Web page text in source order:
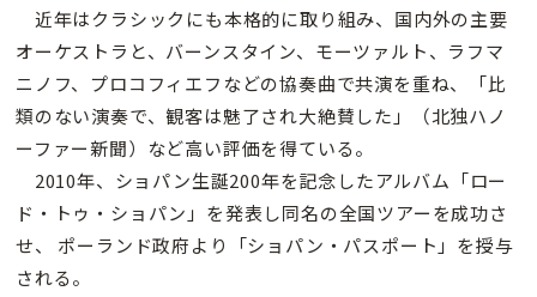
近年はクラシックにも本格的に取り組み、国内外の主要
オーケストラと、バーンスタイン、モーツァルト、ラフマ
ニノフ、プロコフィエフなどの協奏曲で共演を重ね、「比
類のない演奏で、観客は魅了され大絶賛した」（北独ハノ
ーファー新聞）など高い評価を得ている。
2010年、ショパン生誕200年を記念したアルバム「ロー
ド・トゥ・ショパン」を発表し同名の全国ツアーを成功さ
せ、 ポーランド政府より「ショパン・パスポート」を授与
される。